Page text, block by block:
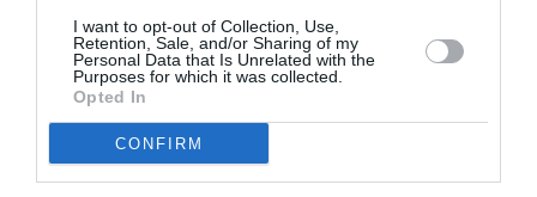
I want to opt-out of Collection, Use,
Retention, Sale, and/or Sharing of my
Personal Data that Is Unrelated with the
Purposes for which it was collected.
Opted In
CONFIRM
NOUS SOUTENIR